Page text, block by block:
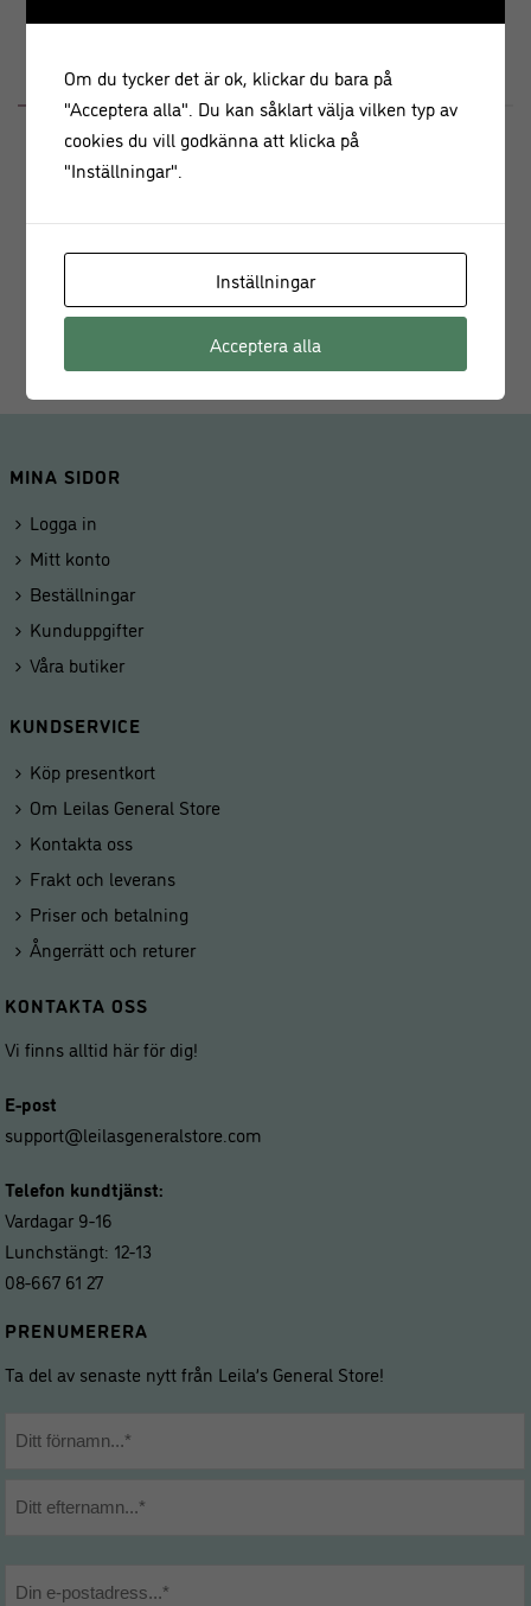
BESKRIVNING RECENSIONER (0)
Beskrivning
dekorerade detaljer som vackra bröllopstårtor, mindre
bakverk som macarons eller petit fours.
Diameter: 7,3 mm
MINA SIDOR
Logga in
Mitt konto
Beställningar
Kunduppgifter
Våra butiker
KUNDSERVICE
Köp presentkort
Om Leilas General Store
Kontakta oss
Frakt och leverans
Priser och betalning
Ångerrätt och returer
KONTAKTA OSS
Vi finns alltid här för dig!
E-post
support@leilasgeneralstore.com
Telefon kundtjänst:
Vardagar 9-16
Lunchstängt: 12-13
08-667 61 27
PRENUMERERA
Ta del av senaste nytt från Leila’s General Store!
Namn
E-
Om du tycker det är ok, klickar du bara på
"Acceptera alla". Du kan såklart välja vilken typ av
cookies du vill godkänna att klicka på
"Inställningar".
Inställningar
Acceptera alla